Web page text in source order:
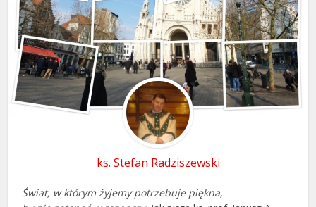
ks. Stefan Radziszewski
Świat, w którym żyjemy potrzebuje piękna,